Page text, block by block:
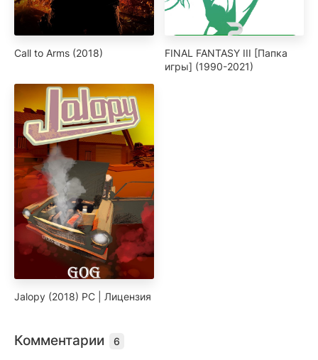
Call to Arms (2018)
FINAL FANTASY III [Папка
игры] (1990-2021)
Jalopy (2018) PC | Лицензия
Комментарии 6